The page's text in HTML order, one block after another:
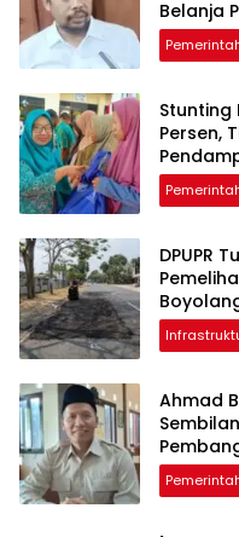
Belanja
Stunting
Persen,
DPUPR
Ahmad